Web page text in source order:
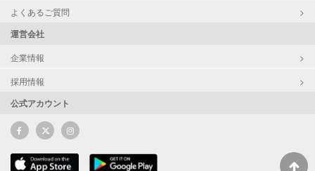
よくあるご質問
運営会社
企業情報
採用情報
公式アカウント